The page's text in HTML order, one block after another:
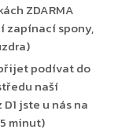
ZDARMA
zapínací spony,
podívat do
naší
jste u nás na
minut)